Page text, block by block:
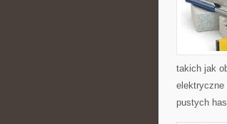
takich jak
elektryczne
pustych